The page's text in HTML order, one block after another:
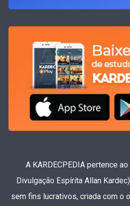
A KARDECPEDIA pertence
Divulgação Espírita Allan
sem fins lucrativos, criada com o